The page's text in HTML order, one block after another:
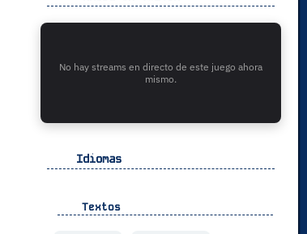
No hay streams en directo de este juego ahora
mismo.
Idiomas
Textos